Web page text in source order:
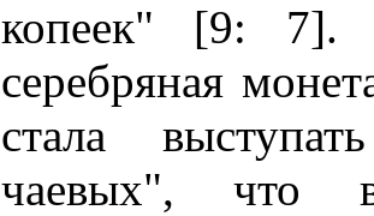
копеек" [9: 7].
серебряная
стала
чаевых", что